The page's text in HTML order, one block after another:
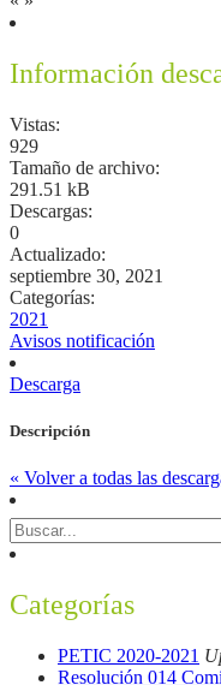
Información
Vistas:
929
Tamaño de archivo:
291.51 kB
Descargas:
0
Actualizado:
septiembre 30, 2021
Categorías:
2021
Avisos notificación
Descarga
Descripción
« Volver a todas las
Categorías
PETIC 2020-2021
Resolución 014